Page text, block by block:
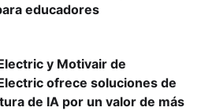
educadores
y Motivair de
ofrece soluciones de
de IA por un valor de más